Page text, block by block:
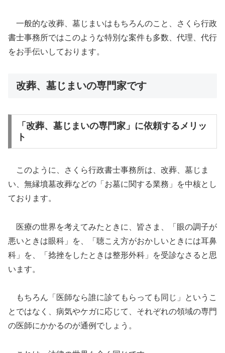
一般的な改葬、墓じまいはもちろんのこと、さくら行政
書士事務所ではこのような特別な案件も多数、代理、代行
をお手伝いしております。
改葬、墓じまいの専門家です
「改葬、墓じまいの専門家」に依頼するメリッ
ト
このように、さくら行政書士事務所は、改葬、墓じま
い、無縁墳墓改葬などの「お墓に関する業務」を中核とし
ております。
医療の世界を考えてみたときに、皆さま、「眼の調子が
悪いときは眼科」を、「聴こえ方がおかしいときには耳鼻
科」を、「捻挫をしたときは整形外科」を受診なさると思
います。
もちろん「医師なら誰に診てもらっても同じ」というこ
とではなく、病気やケガに応じて、それぞれの領域の専門
の医師にかかるのが通例でしょう。